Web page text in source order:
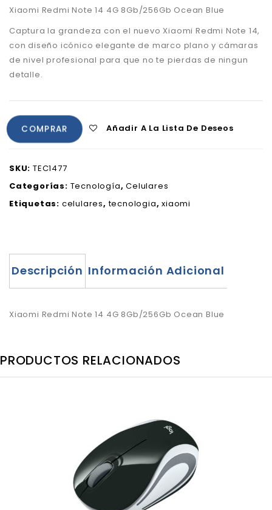
Xiaomi Redmi Note 14 4G 8Gb/256Gb Ocean Blue
Captura la grandeza con el nuevo Xiaomi Redmi Note 14,
con diseño icónico elegante de marco plano y cámaras
de nivel profesional para que no te pierdas de ningun
detalle.
COMPRAR Añadir A La Lista De Deseos
SKU: TEC1477
Categorías: Tecnología,Celulares
Etiquetas: celulares,tecnologia,xiaomi
Descripción Información Adicional
Xiaomi Redmi Note 14 4G 8Gb/256Gb Ocean Blue
PRODUCTOS RELACIONADOS